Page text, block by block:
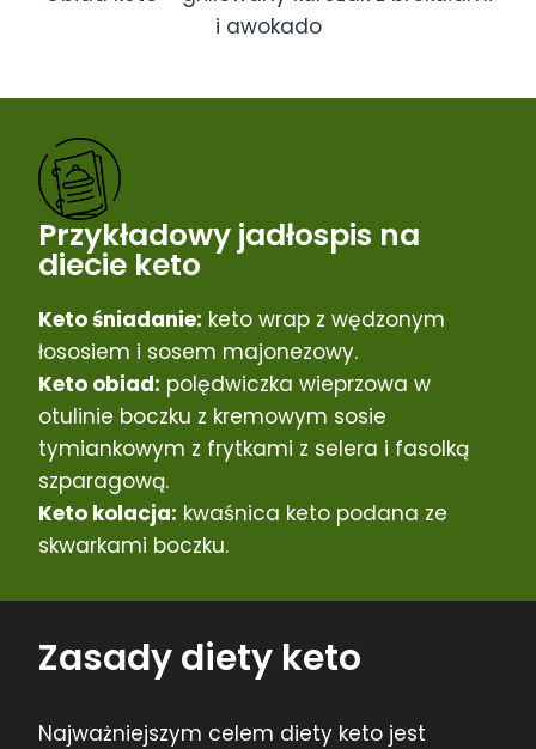
i awokado
Przykładowy jadłospis na
diecie keto
Keto śniadanie: keto wrap z wędzonym
łososiem i sosem majonezowy.
Keto obiad: polędwiczka wieprzowa w
otulinie boczku z kremowym sosie
tymiankowym z frytkami z selera i fasolką
szparagową.
Keto kolacja: kwaśnica keto podana ze
skwarkami boczku.
Zasady diety keto
Najważniejszym celem diety keto jest